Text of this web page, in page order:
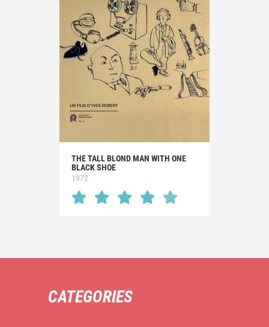
THE TALL BLOND MAN WITH ONE
BLACK SHOE
1972
CATEGORIES